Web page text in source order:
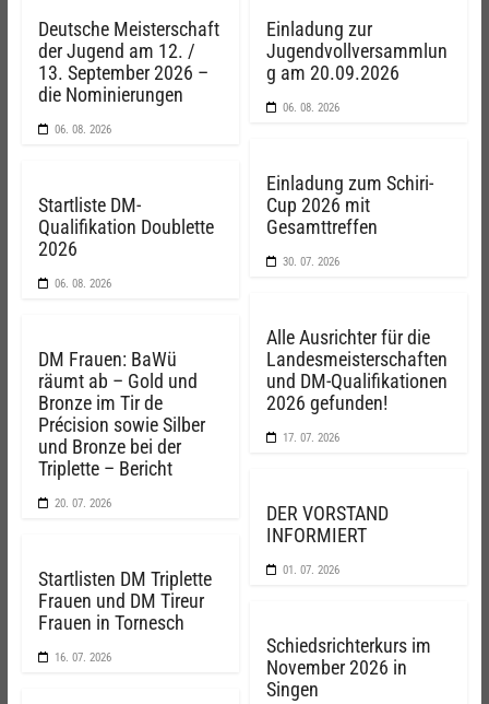
Deutsche Meisterschaft
der Jugend am 12. /
13. September 2026 –
die Nominierungen
06. 08. 2026
Startliste DM-
Qualifikation Doublette
2026
06. 08. 2026
DM Frauen: BaWü
räumt ab – Gold und
Bronze im Tir de
Précision sowie Silber
und Bronze bei der
Triplette – Bericht
20. 07. 2026
Startlisten DM Triplette
Frauen und DM Tireur
Frauen in Tornesch
16. 07. 2026
Einladung zur
Jugendvollversammlun
g am 20.09.2026
06. 08. 2026
Einladung zum Schiri-
Cup 2026 mit
Gesamttreffen
30. 07. 2026
Alle Ausrichter für die
Landesmeisterschaften
und DM-Qualifikationen
2026 gefunden!
17. 07. 2026
DER VORSTAND
INFORMIERT
01. 07. 2026
Schiedsrichterkurs im
November 2026 in
Singen